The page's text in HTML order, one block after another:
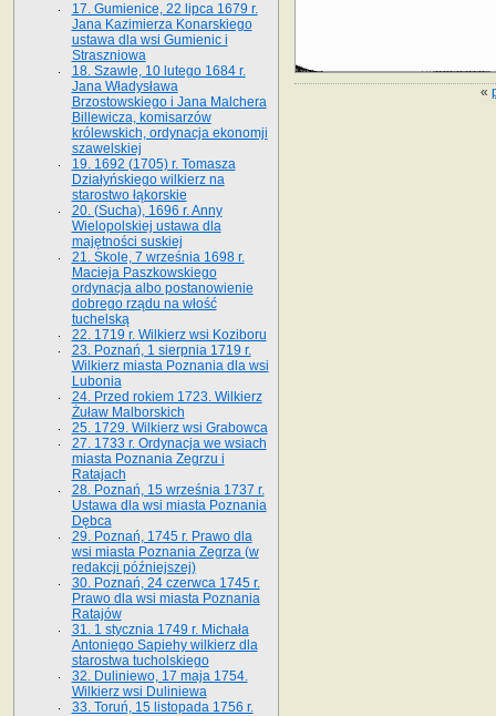
«
17. Gumienice, 22 lipca 1679 r.
Jana Kazimierza Konarskiego
ustawa dla wsi Gumienic i
Straszniowa
18. Szawle, 10 lutego 1684 r.
Jana Władysława
Brzostowskiego i Jana Malchera
Billewicza, komisarzów
królewskich, ordynacja ekonomji
szawelskiej
19. 1692 (1705) r. Tomasza
Działyńskiego wilkierz na
starostwo łąkorskie
20. (Sucha), 1696 r. Anny
Wielopolskiej ustawa dla
majętności suskiej
21. Skole, 7 września 1698 r.
Macieja Paszkowskiego
ordynacja albo postanowienie
dobrego rządu na włość
tuchelską
22. 1719 r. Wilkierz wsi Koziboru
23. Poznań, 1 sierpnia 1719 r.
Wilkierz miasta Poznania dla wsi
Lubonia
24. Przed rokiem 1723. Wilkierz
Żuław Malborskich
25. 1729. Wilkierz wsi Grabowca
27. 1733 r. Ordynacja we wsiach
miasta Poznania Zegrzu i
Ratajach
28. Poznań, 15 września 1737 r.
Ustawa dla wsi miasta Poznania
Dębca
29. Poznań, 1745 r. Prawo dla
wsi miasta Poznania Zegrza (w
redakcji późniejszej)
30. Poznań, 24 czerwca 1745 r.
Prawo dla wsi miasta Poznania
Ratajów
31. 1 stycznia 1749 r. Michała
Antoniego Sapiehy wilkierz dla
starostwa tucholskiego
32. Duliniewo, 17 maja 1754.
Wilkierz wsi Duliniewa
33. Toruń, 15 listopada 1756 r.